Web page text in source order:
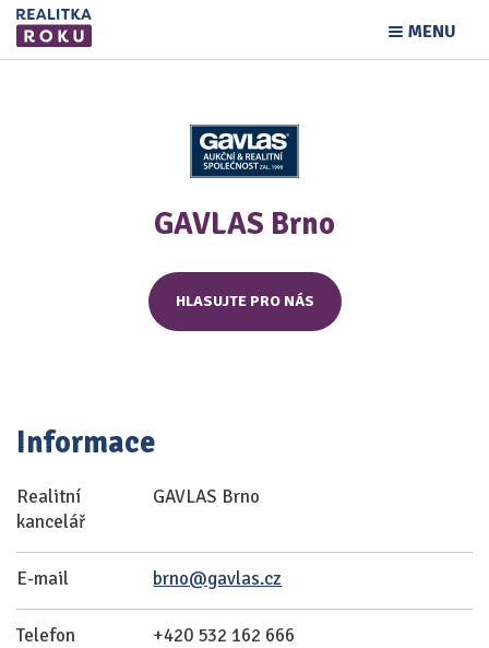
MENU
GAVLAS Brno
HLASUJTE PRO NÁS
Informace
Realitní
kancelář
GAVLAS Brno
E-mail brno@gavlas.cz
Telefon +420 532 162 666